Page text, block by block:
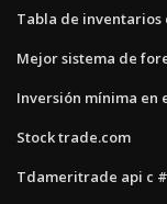
Tabla de inventarios
Mejor sistema de
Inversión mínima en
Stock trade.com
Tdameritrade api c #